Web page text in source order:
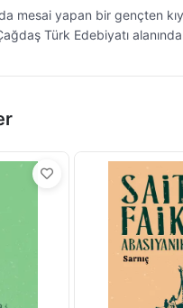
yapan bir gençten
Türk Edebiyatı